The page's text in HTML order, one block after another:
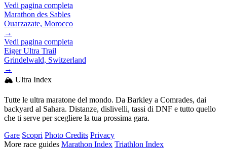
Vedi pagina completa
Marathon des Sables
Ouarzazate, Morocco
→
Vedi pagina completa
Eiger Ultra Trail
Grindelwald, Switzerland
→
🏔️ Ultra Index
Tutte le ultra maratone del mondo. Da Barkley a Comrades, dai
backyard al Sahara. Distanze, dislivelli, tassi di DNF e tutto quello
che ti serve per scegliere la tua prossima gara.
Gare Scopri Photo Credits Privacy
More race guides Marathon Index Triathlon Index